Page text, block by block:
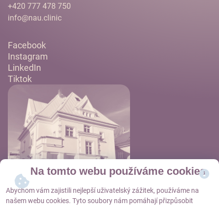
Na tomto webu používáme cookies
Abychom vám zajistili nejlepší uživatelský zážitek, používáme na
našem webu cookies. Tyto soubory nám pomáhají přizpůsobit
+420 777 478 750
info@nau.clinic
Facebook
Instagram
LinkedIn
Tiktok